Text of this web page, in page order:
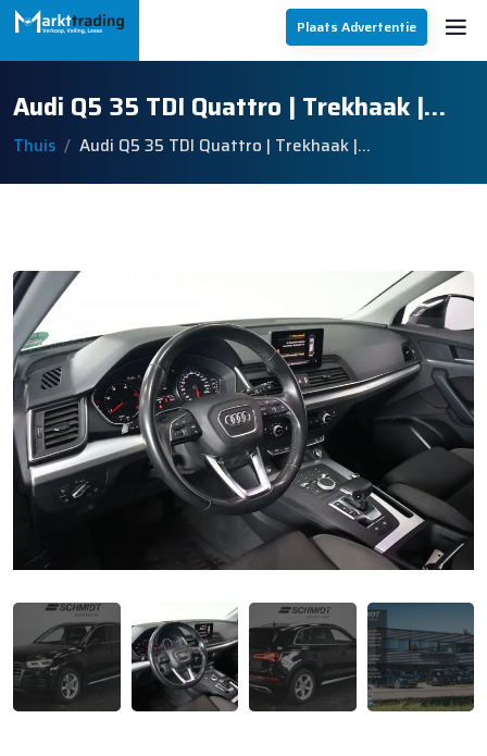
Plaats Advertentie
Audi Q5 35 TDI Quattro | Trekhaak |…
Thuis Audi Q5 35 TDI Quattro | Trekhaak |…